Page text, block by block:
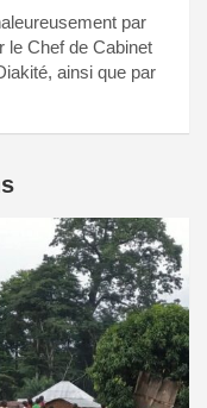
par
le Chef de Cabinet
ainsi que par